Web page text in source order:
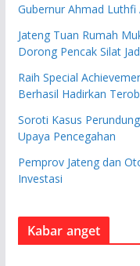
Gubernur Ahmad
Jateng Tuan Rumah
Dorong Pencak Silat
Raih Special
Berhasil Hadirkan
Soroti Kasus
Upaya Pencegahan
Pemprov Jateng dan
Investasi
Kabar anget